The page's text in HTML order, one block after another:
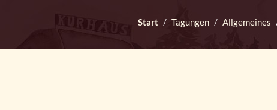
Start Tagungen Allgemeines